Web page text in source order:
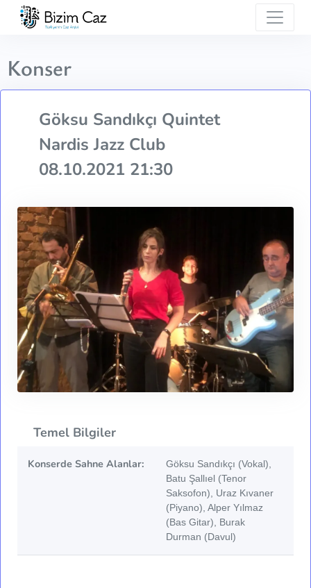
Konser
Göksu Sandıkçı Quintet
Nardis Jazz Club
08.10.2021 21:30
Temel Bilgiler
Konserde Sahne Alanlar:
Göksu Sandıkçı (Vokal),
Batu Şallıel (Tenor
Saksofon), Uraz Kıvaner
(Piyano), Alper Yılmaz
(Bas Gitar), Burak
Durman (Davul)